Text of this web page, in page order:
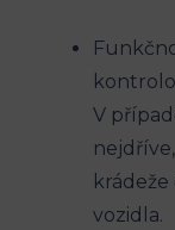
V
vozidla.